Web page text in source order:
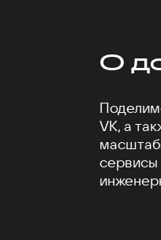
О
VK, а
сервисы